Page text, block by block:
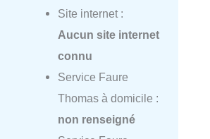
Site internet :
Aucun site internet
connu
Service Faure
Thomas à domicile :
non renseigné